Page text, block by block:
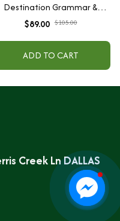
Destination Grammar &
Vocabulary B1, B2 và C1&C2 (
$89.00 $105.00
ADD TO CART
Creek Ln DALLAS